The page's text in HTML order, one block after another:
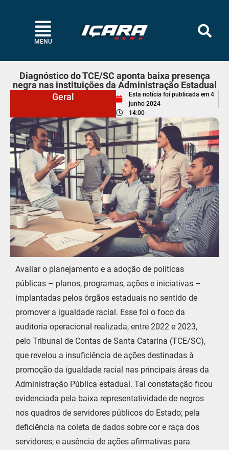
MENU
Diagnóstico do TCE/SC aponta baixa presença
negra nas instituições da Administração Estadual
Geral
Esta notícia foi publicada em 4
junho 2024
14:00
Avaliar o planejamento e a adoção de políticas
públicas – planos, programas, ações e iniciativas –
implantadas pelos órgãos estaduais no sentido de
promover a igualdade racial. Esse foi o foco da
auditoria operacional realizada, entre 2022 e 2023,
pelo Tribunal de Contas de Santa Catarina (TCE/SC),
que revelou a insuficiência de ações destinadas à
promoção da igualdade racial nas principais áreas da
Administração Pública estadual. Tal constatação ficou
evidenciada pela baixa representatividade de negros
nos quadros de servidores públicos do Estado; pela
deficiência na coleta de dados sobre cor e raça dos
servidores; e ausência de ações afirmativas para